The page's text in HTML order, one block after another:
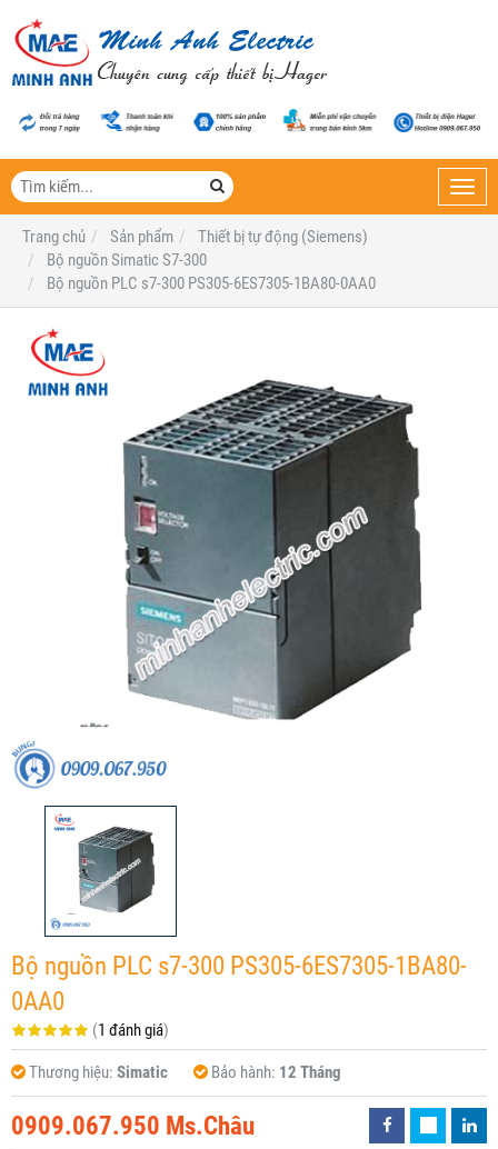
Trang chủ
Sản phẩm
Thiết bị tự động (Siemens)
Bộ nguồn Simatic S7-300
Bộ nguồn PLC s7-300 PS305-6ES7305-1BA80-0AA0
Bộ nguồn PLC s7-300 PS305-6ES7305-1BA80-
0AA0
(1 đánh giá)
Thương hiệu: Simatic Bảo hành: 12 Tháng
0909.067.950 Ms.Châu